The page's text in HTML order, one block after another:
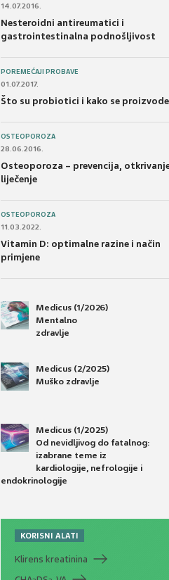
14.07.2016.
Nesteroidni antireumatici i
gastrointestinalna podnošljivost
POREMEĆAJI PROBAVE
01.07.2017.
Što su probiotici i kako se
OSTEOPOROZA
28.06.2016.
Osteoporoza – prevencija,
liječenje
OSTEOPOROZA
11.03.2022.
Vitamin D: optimalne razine i način
primjene
Medicus (1/2026)
Mentalno
zdravlje
Medicus (2/2025)
Muško zdravlje
Medicus (1/2025)
Od nevidljivog do fatalnog:
izabrane teme iz
kardiologije, nefrologije i
endokrinologije
KORISNI ALATI
Klirens kreatinina